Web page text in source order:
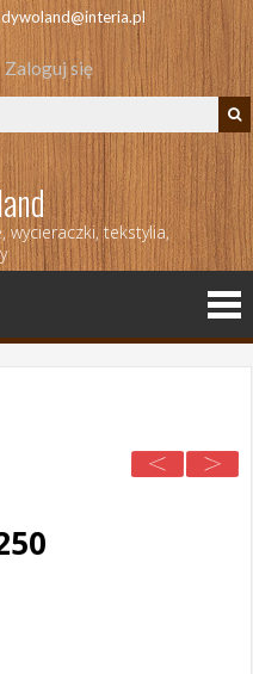
dywoland@interia.pl
Zaloguj się
wycieraczki, tekstylia,